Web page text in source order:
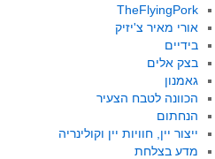
TheFlyingPork
אורי מאיר צ'יזיק
בידיים
בצק אלים
גאמנון
הכוונה לטבח הצעיר
הנחתום
ייצור יין, חוויות יין וקולינריה
מדע בצלחת